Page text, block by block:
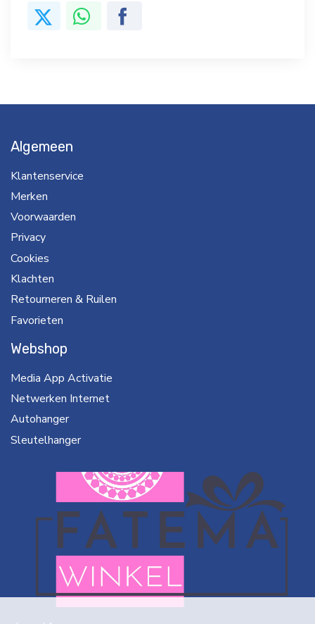
Algemeen
Klantenservice
Merken
Voorwaarden
Privacy
Cookies
Klachten
Retourneren & Ruilen
Favorieten
Webshop
Media App Activatie
Netwerken Internet
Autohanger
Sleutelhanger